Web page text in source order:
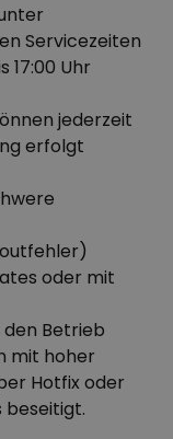
Servicezeiten
17:00 Uhr
jederzeit
erfolgt
oder mit
den Betrieb
mit hoher
Hotfix oder
beseitigt.